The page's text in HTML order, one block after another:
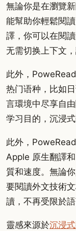
無論你是在瀏覽
能幫助你輕鬆閱
譯，你可以在閱
无需切换上下文
此外，
热门语种，比如
言環境中尽享自
学习目的，沉浸
此外，
Apple 原生翻譯
質和速度。無論
要閱讀外文技術
讀，不再受限於語
靈感來源於沉浸